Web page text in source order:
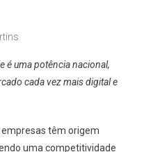
é uma potência nacional,
cada vez mais digital e
empresas têm origem
uma competitividade